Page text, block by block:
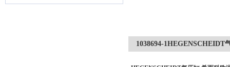
1038694-1HEGENSCHEIDT